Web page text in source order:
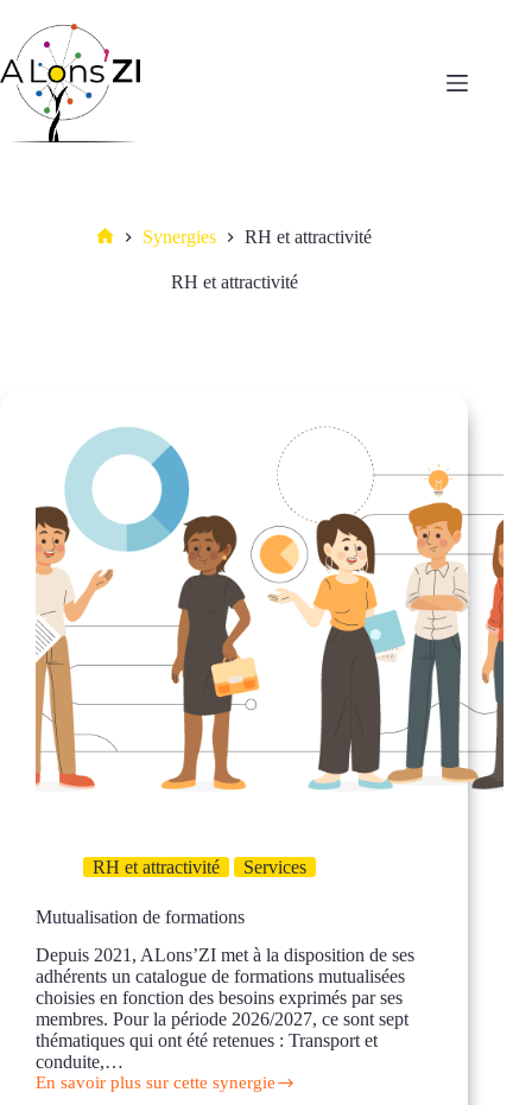
contenu
Synergies RH et attractivité
RH et attractivité
RH et attractivité Services
Mutualisation de formations
Depuis 2021, ALons’ZI met à la disposition de ses
adhérents un catalogue de formations mutualisées
choisies en fonction des besoins exprimés par ses
membres. Pour la période 2026/2027, ce sont sept
thématiques qui ont été retenues : Transport et
conduite,…
En savoir plus sur cette synergie
Mutualisation